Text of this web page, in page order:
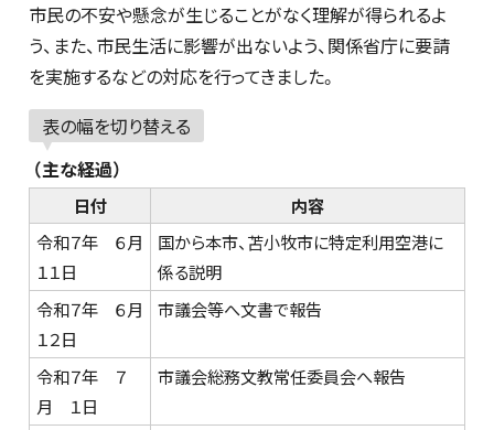
市民の不安や懸念が生じることがなく理解が得られるよ
う、また、市民生活に影響が出ないよう、関係省庁に要請
を実施するなどの対応を行ってきました。
表の幅を切り替える
（主な経過）
日付
内容
令和７年 ６月
１１日
国から本市、苫小牧市に特定利用空港に
係る説明
令和７年 ６月
１２日
市議会等へ文書で報告
令和７年 ７
月 １日
市議会総務文教常任委員会へ報告